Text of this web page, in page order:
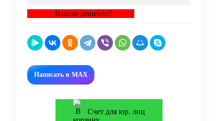
Нашли дешевле?
Написать в MAX
Счет для юр. лиц